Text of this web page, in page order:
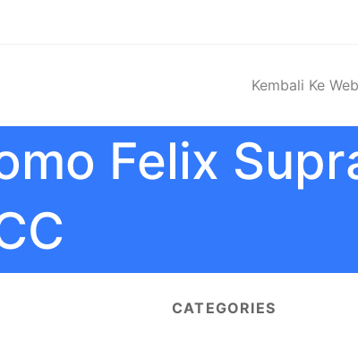
Kembali Ke
Felix
CATEGORIES